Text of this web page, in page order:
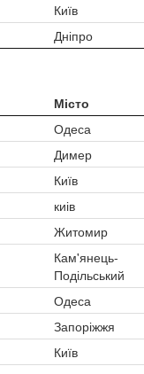
Київ
Дніпро
Місто
Одеса
Димер
Київ
киів
Житомир
Кам'янець-
Подільський
Одеса
Запоріжжя
Київ